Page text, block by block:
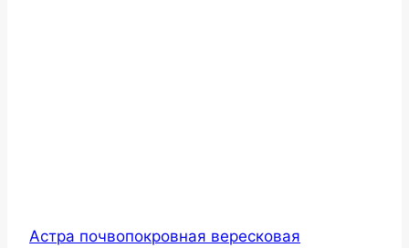
Астра почвопокровная вересковая